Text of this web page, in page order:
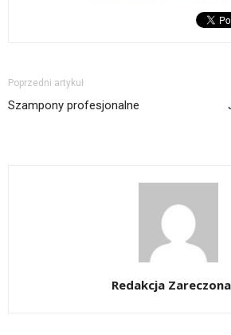
Poprzedni artykuł
Szampony profesjonalne
Redakcja